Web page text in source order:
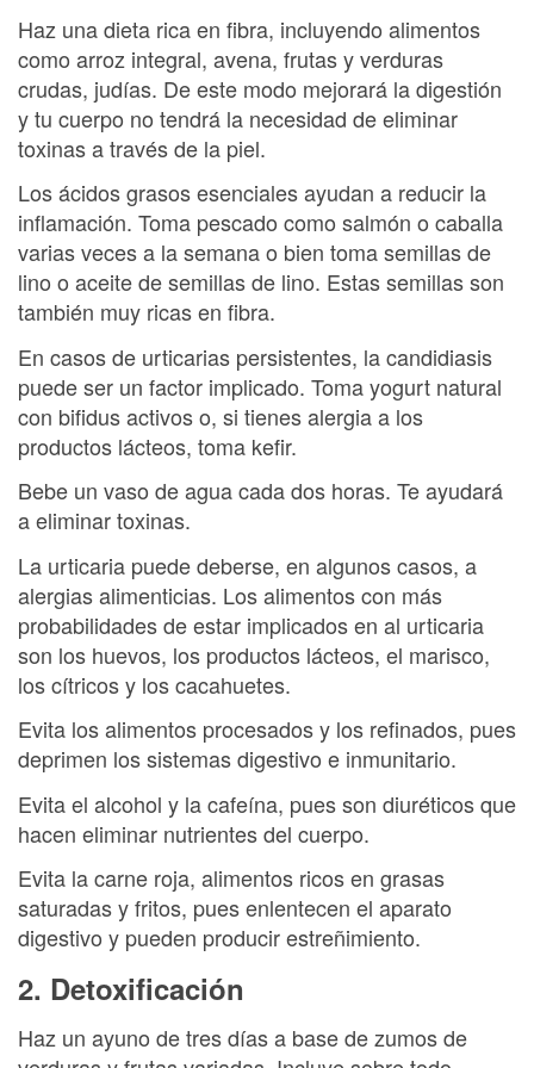
Haz una dieta rica en fibra, incluyendo alimentos
como arroz integral, avena, frutas y verduras
crudas, judías. De este modo mejorará la digestión
y tu cuerpo no tendrá la necesidad de eliminar
toxinas a través de la piel.
Los ácidos grasos esenciales ayudan a reducir la
inflamación. Toma pescado como salmón o caballa
varias veces a la semana o bien toma semillas de
lino o aceite de semillas de lino. Estas semillas son
también muy ricas en fibra.
En casos de urticarias persistentes, la candidiasis
puede ser un factor implicado. Toma yogurt natural
con bifidus activos o, si tienes alergia a los
productos lácteos, toma kefir.
Bebe un vaso de agua cada dos horas. Te ayudará
a eliminar toxinas.
La urticaria puede deberse, en algunos casos, a
alergias alimenticias. Los alimentos con más
probabilidades de estar implicados en al urticaria
son los huevos, los productos lácteos, el marisco,
los cítricos y los cacahuetes.
Evita los alimentos procesados y los refinados, pues
deprimen los sistemas digestivo e inmunitario.
Evita el alcohol y la cafeína, pues son diuréticos que
hacen eliminar nutrientes del cuerpo.
Evita la carne roja, alimentos ricos en grasas
saturadas y fritos, pues enlentecen el aparato
digestivo y pueden producir estreñimiento.
2. Detoxificación
Haz un ayuno de tres días a base de zumos de